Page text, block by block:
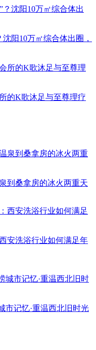
阳10万㎡综合体出圈，
的K歌沐足与至尊理疗
到桑拿房的冰火两重天
安洗浴行业如何满足年
市记忆·重温西北旧时光